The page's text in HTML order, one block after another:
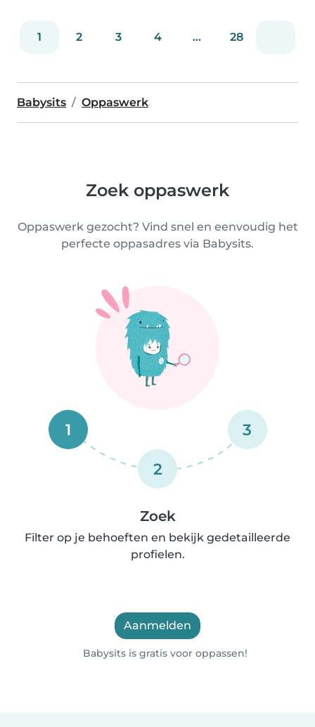
1 2 3 4 ... 28
Babysits Oppaswerk
Zoek oppaswerk
Oppaswerk gezocht? Vind snel en eenvoudig het
perfecte oppasadres via Babysits.
1
2
3
Zoek
Filter op je behoeften en bekijk gedetailleerde
profielen.
Aanmelden
Babysits is gratis voor oppassen!